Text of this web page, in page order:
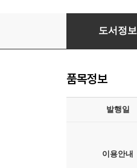
DNA 치유 레이키
도서정보
품목정보
발행일
이용안내